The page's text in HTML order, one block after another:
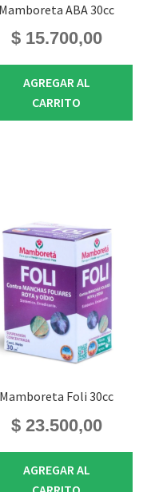
Mamboreta ABA 30cc
$15.700,00
AGREGAR AL
CARRITO
Mamboreta Foli 30cc
$23.500,00
AGREGAR AL